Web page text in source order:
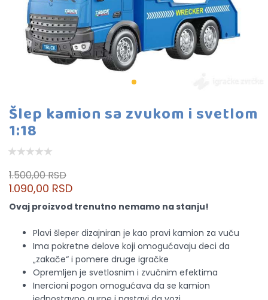
Šlep kamion sa zvukom i svetlom
1:18
1.500,00 RSD
1.090,00 RSD
Ovaj proizvod trenutno nemamo na stanju!
Plavi šleper dizajniran je kao pravi kamion za vuču
Ima pokretne delove koji omogućavaju deci da
„zakače“ i pomere druge igračke
Opremljen je svetlosnim i zvučnim efektima
Inercioni pogon omogućava da se kamion